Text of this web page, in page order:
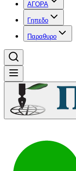
ΑΓΟΡΑ
Γηπεδο
Παραθυρο